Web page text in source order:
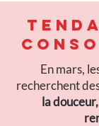
En mars,
recherchent
la